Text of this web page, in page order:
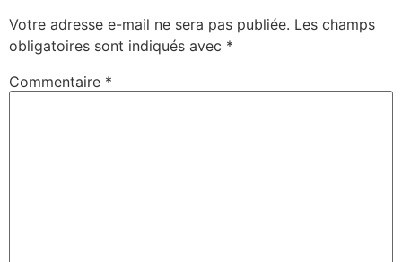
Votre adresse e-mail ne sera pas publiée. Les champs
obligatoires sont indiqués avec *
Commentaire *